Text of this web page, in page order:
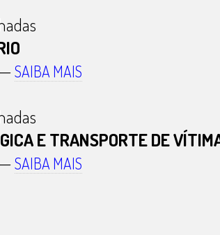
SAIBA MAIS
E TRANSPORTE DE
SAIBA MAIS